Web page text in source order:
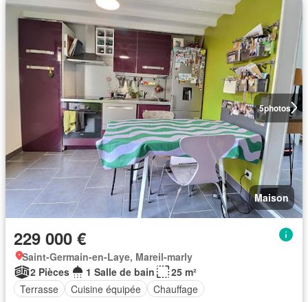
5photos
Maison
229 000 €
Saint-Germain-en-Laye, Mareil-marly
2 Pièces
1 Salle de bain
25 m²
Terrasse
Cuisine équipée Chauffage